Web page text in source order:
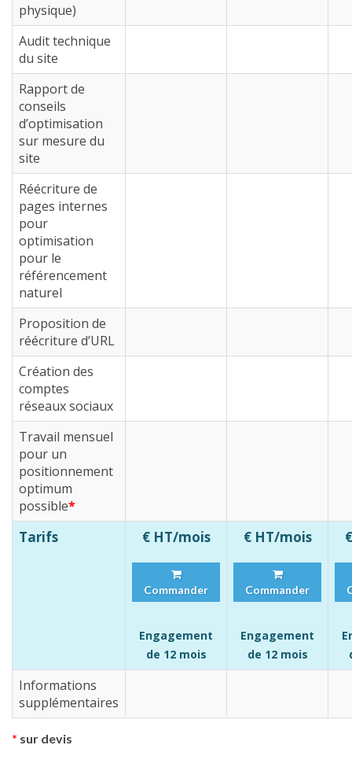
physique)
Audit technique
du site
Rapport de
conseils
d’optimisation
sur mesure du
site
Réécriture de
pages internes
pour
optimisation
pour le
référencement
naturel
Proposition de
réécriture d’URL
Création des
comptes
réseaux sociaux
Travail mensuel
pour un
positionnement
optimum
possible*
Tarifs € HT/mois
Commander
Engagement
de 12 mois
€ HT/mois
Commander
Engagement
de 12 mois
Informations
supplémentaires
* sur devis